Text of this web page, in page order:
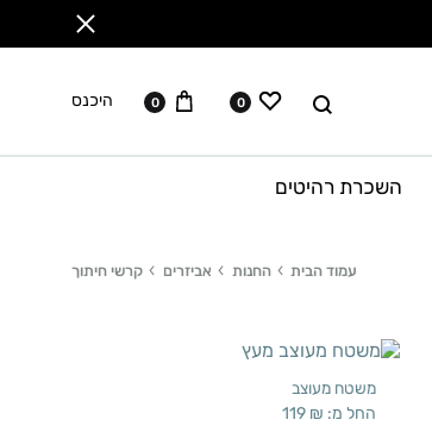
לחפש ווישליסט
0 עגלה
0 היכנס
השכרת רהיטים
עמוד הבית החנות אביזרים קרשי חיתוך
משטח מעוצב
החל מ: 119 ₪